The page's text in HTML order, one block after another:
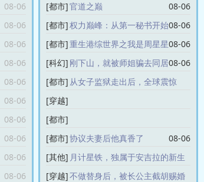
08-06
08-06
08-06
08-06
08-06
08-06
08-06
08-06
08-06
08-06
[都市]官道之巅
08-06
[都市]权力巅峰：从第一秘书开始08-06
[都市]重生港综世界之我是周星星08-06
[科幻] 刚下山，就被师姐骗去同居08-06
[都市] 从女子监狱走出后，全球震惊
[穿越]
重回失去清白前，联手杀神颠覆江山
[都市]
复仇恶女甜又飒，偏执病娇缠上瘾
[都市]协议夫妻后他真香了
08-06
[其他] 月计星铁，独属于安吉拉的新生
08-06
[穿越]不做替身后，被长公主截胡赐婚